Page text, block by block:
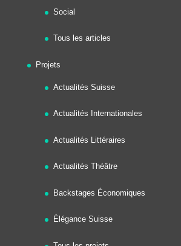
Social
Tous les articles
Projets
Actualités Suisse
Actualités Internationales
Actualités Littéraires
Actualités Théâtre
Backstages Économiques
Élégance Suisse